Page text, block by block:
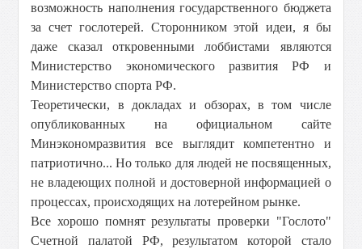
возможность наполнения государственного бюджета
за счет гослотерей. Сторонником этой идеи, я бы
даже сказал откровенными лоббистами являются
Министерство экономического развития РФ и
Министерство спорта РФ.
Теоретически, в докладах и обзорах, в том числе
опубликованных на официальном сайте
Минэкономразвития все выглядит компетентно и
патриотично... Но только для людей не посвященных,
не владеющих полной и достоверной информацией о
процессах, происходящих на лотерейном рынке.
Все хорошо помнят результаты проверки "Гослото"
Счетной палатой РФ, результатом которой стало